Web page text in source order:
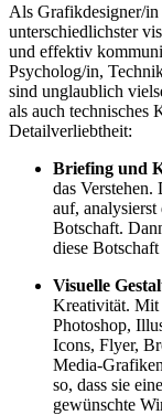
Als Grafikdesigner/in
unterschiedlichster
und effektiv
Psycholog/in,
sind unglaublich
als auch technisches
Detailverliebtheit:
Briefing und
das
auf,
Botschaft.
diese
Visuelle
Kreativität. Mit
Photoshop,
Icons, Flyer,
Media-
so, dass sie
gewünschte